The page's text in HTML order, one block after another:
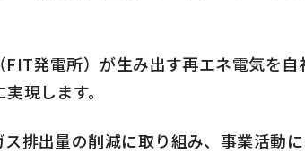
発電所）が生み出す再エネ電気を
現します。
排出量の削減に取り組み、事業活動